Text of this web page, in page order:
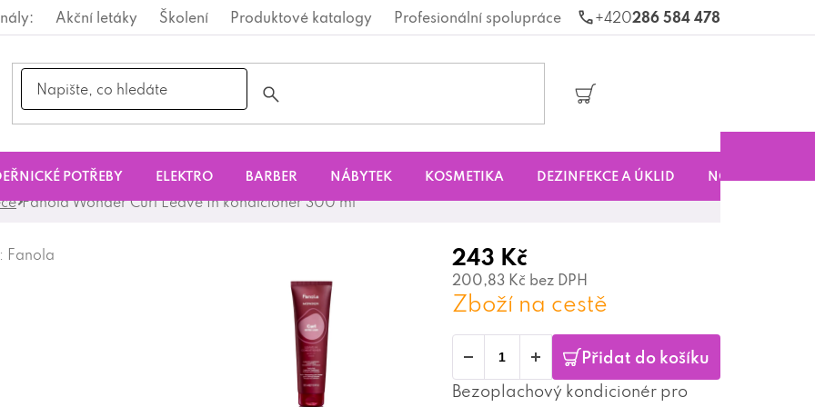
286 584 478
Akční letáky Školení Produktové katalogy Profesionální spolupráce
Nákupní
POTŘEBY ELEKTRO BARBER NÁBYTEK KOSMETIKA DEZINFEKCE A ÚKLID NOVINKY
Fanola Wonder Curl Leave In kondicionér 300 ml
Fanola 243 Kč
200,83 Kč bez DPH
Zboží na cestě
Přidat do košíku
Bezoplachový kondicionér pro